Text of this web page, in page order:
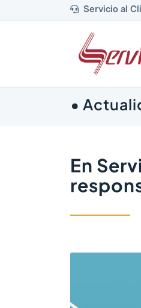
Servicio al
•
En